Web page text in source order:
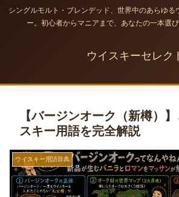
シングルモルト・ブレンデッド、世界中のあらゆる
ー。初心者からマニアまで、あなたの一本選び
ウイスキーセレク
【バージンオーク（新樽）
スキー用語を完全解説
ウイスキー用語辞典